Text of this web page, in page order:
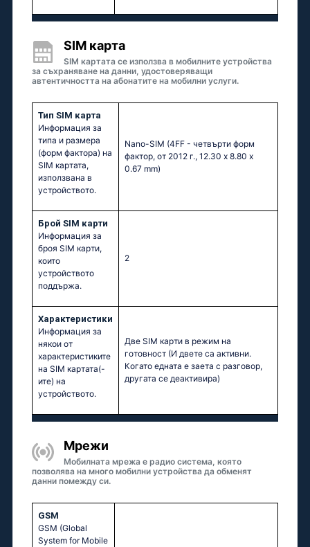
SIM карта
SIM картата се използва в мобилните устройства
за съхраняване на данни, удостоверяващи
автентичността на абонатите на мобилни услуги.
Тип SIM карта
Информация за
типа и размера
(форм фактора) на
SIM картата,
използвана в
устройството.
Nano-SIM (4FF - четвърти форм
фактор, от 2012 г., 12.30 x 8.80 x
0.67 mm)
Брой SIM карти
Информация за
броя SIM карти,
които
устройството
поддържа.
2
Характеристики
Информация за
някои от
характеристиките
на SIM картата(-
ите) на
устройството.
Две SIM карти в режим на
готовност (И двете са активни.
Когато едната е заета с разговор,
другата се деактивира)
Мрежи
Мобилната мрежа е радио система, която
позволява на много мобилни устройства да обменят
данни помежду си.
GSM
GSM (Global
System for Mobile